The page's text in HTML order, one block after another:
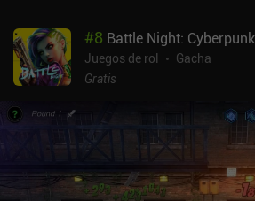
#8 Battle Night:
Juegos de rol
Gacha
Gratis